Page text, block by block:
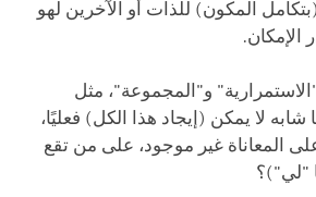
المكون) للذات أو الآخرين لهو
"الاستمرارية" و"المجموعة"، مثل
لا يمكن (إيجاد هذا الكل) فعليًا،
المعاناة غير موجود، على من تقع
"لي")؟